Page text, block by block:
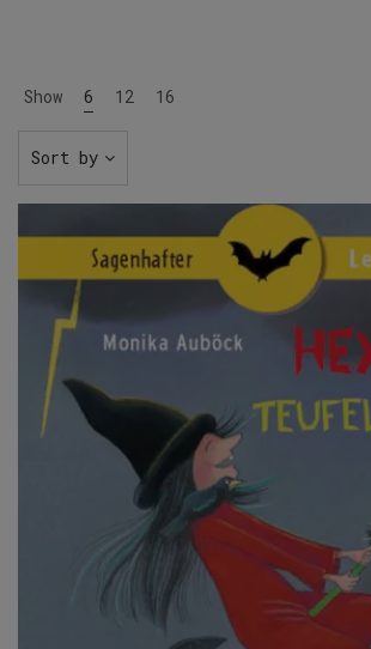
Show 6 12 16
Sort by